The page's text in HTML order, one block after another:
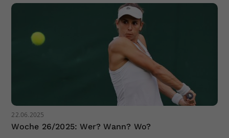
22.06.2025
Woche 26/2025: Wer? Wann? Wo?